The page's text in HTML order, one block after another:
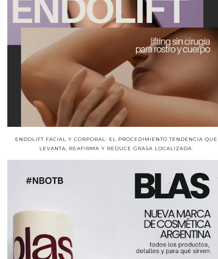
ENDOLIFT FACIAL Y CORPORAL: EL PROCEDIMIENTO TENDENCIA QUE
LEVANTA, REAFIRMA Y REDUCE GRASA LOCALIZADA.